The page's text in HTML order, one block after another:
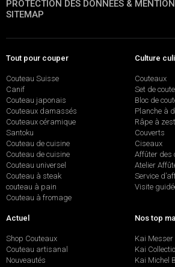
PROTECTION DES DONNÉES &
SITEMAP
Tout pour couper
Couteau Suisse
Canif
Couteau japonais
Couteaux damassés
Couteaux céramique
Santoku
Couteau de cuisine
Couteau de cuisine
Couteau universel
Couteau à steak
couteau à pain
Couteau à fromage
Culture
Couteaux
Set de
Bloc de
Planche à
Râpe à
Couverts
Ciseaux
Affûter des
Atelier
Service
Visite
Actuel
Shop Couteaux
Couteau artisanal
Nouveautés
Nos top
Kai Messer
Kai
Kai Michel